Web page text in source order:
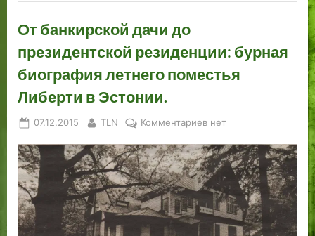
От банкирской дачи до
президентской резиденции: бурная
биография летнего поместья
Либерти в Эстонии.
Posted
07.12.2015 By
TLN Комментариевк
От
банкирской
дачи
до
президентской
резиденции:
нет